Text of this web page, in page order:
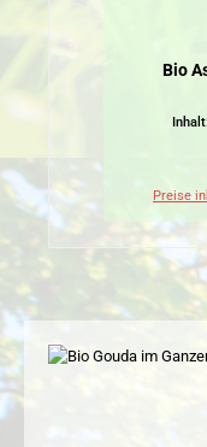
Bio
Inhalt:
Preise